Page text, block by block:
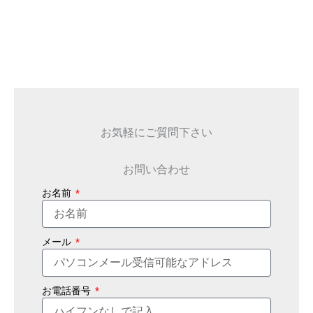
お気軽にご質問下さい
お問い合わせ
お名前
メール
お電話番号